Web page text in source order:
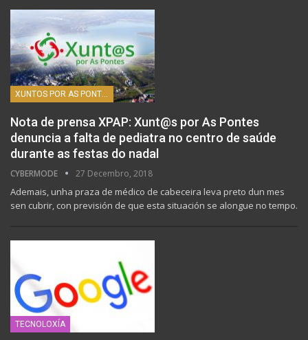
Nota de prensa XPAP: Xunt@s por As Pontes
denuncia a falta de pediatra no centro de saúde
durante as festas do nadal
CYBERMODE 27 Decembro, 2018
Ademais, unha praza de médico de cabeceira leva preto dun mes
sen cubrir, con previsión de que esta situación se alongue no tempo.
TECNOLOXÍA